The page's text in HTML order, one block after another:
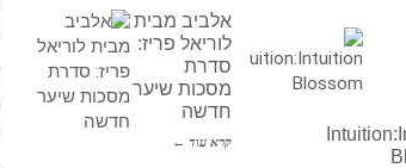
אלביב מבית
לוריאל פריז:
סדרת
מסכות שיער
חדשה
קרא עוד ←